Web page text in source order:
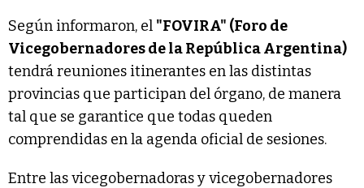
Según informaron, el "FOVIRA" (Foro de
Vicegobernadores de la República Argentina)
tendrá reuniones itinerantes en las distintas
provincias que participan del órgano, de manera
tal que se garantice que todas queden
comprendidas en la agenda oficial de sesiones.
Entre las vicegobernadoras y vicegobernadores